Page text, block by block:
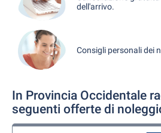
dell'arrivo.
Consigli personali dei
In Provincia Occidentale
seguenti offerte di